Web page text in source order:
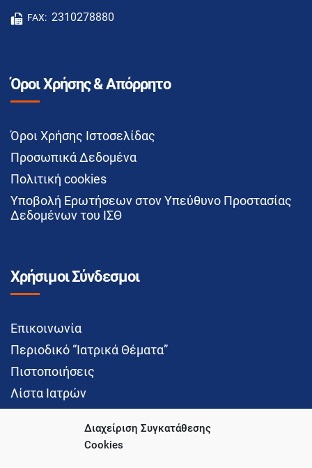
Διαχείριση Συγκατάθεσης
Cookies
FAX: 2310278880
Όροι Χρήσης & Απόρρητο
Όροι Χρήσης Ιστοσελίδας
Προσωπικά Δεδομένα
Πολιτική cookies
Υποβολή Ερωτήσεων στον Υπεύθυνο Προστασίας
Δεδομένων του ΙΣΘ
Χρήσιμοι Σύνδεσμοι
Επικοινωνία
Περιοδικό “Ιατρικά Θέματα”
Πιστοποιήσεις
Λίστα Ιατρών
Social Media